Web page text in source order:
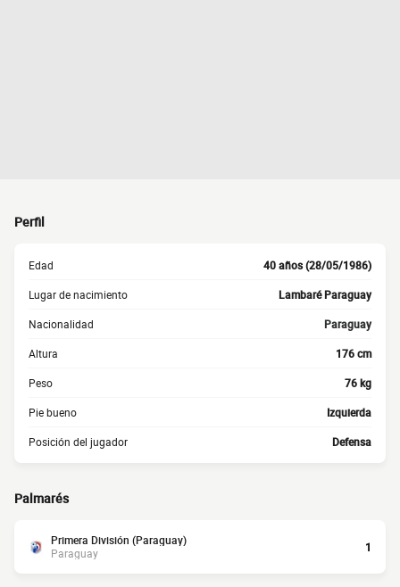
Perfil
Edad 40 años (28/05/1986)
Lugar de nacimiento Lambaré Paraguay
Nacionalidad Paraguay
Altura 176 cm
Peso 76 kg
Pie bueno Izquierda
Posición del jugador Defensa
Palmarés
Primera División (Paraguay)
Paraguay
1